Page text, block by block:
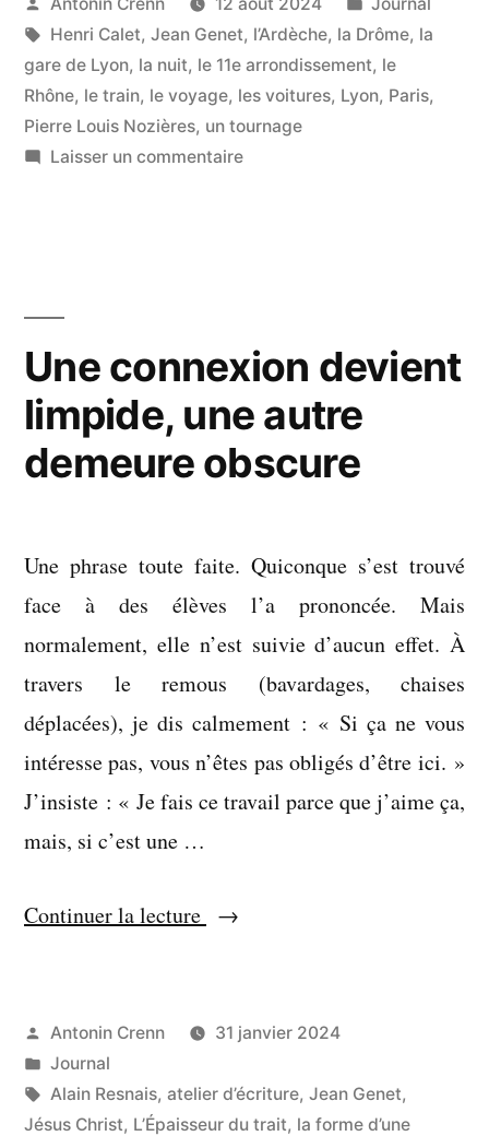
par
dans
Étiquettes :
Henri Calet, Jean Genet, l’Ardèche, la Drôme, la
gare de Lyon, la nuit, le 11e arrondissement, le
Rhône, le train, le voyage, les voitures, Lyon, Paris,
Pierre Louis Nozières, un tournage
Laisser un commentairesur
Une connexion devient
limpide, une autre
demeure obscure
Une phrase toute faite. Quiconque s’est trouvé
face à des élèves l’a prononcée. Mais
normalement, elle n’est suivie d’aucun effet. À
travers le remous (bavardages, chaises
déplacées), je dis calmement : « Si ça ne vous
intéresse pas, vous n’êtes pas obligés d’être ici. »
J’insiste : « Je fais ce travail parce que j’aime ça,
mais, si c’est une …
Continuer la lecture « Une
limpide,
autre
Publié
par
Antonin Crenn
31 janvier 2024
Publié
dans
Journal
Étiquettes :
Alain Resnais, atelier d’écriture, Jean Genet,
Jésus Christ, L’Épaisseur du trait, la forme d’une